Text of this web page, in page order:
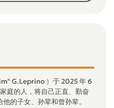
G.Leprino ）于 2025 年 6
庭的人，将自己正直、勤奋
的子女、孙辈和曾孙辈。